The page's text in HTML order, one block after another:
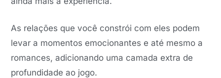
As relações que você constrói com eles podem
levar a momentos emocionantes e até mesmo a
romances, adicionando uma camada extra de
profundidade ao jogo.